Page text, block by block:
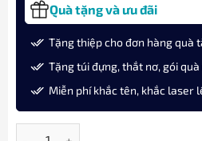
Quà tặng và ưu đãi
Tặng thiệp cho đơn hàng quà
Tặng túi đựng, thắt nơ, gói
Miễn phí khắc tên, khắc laser